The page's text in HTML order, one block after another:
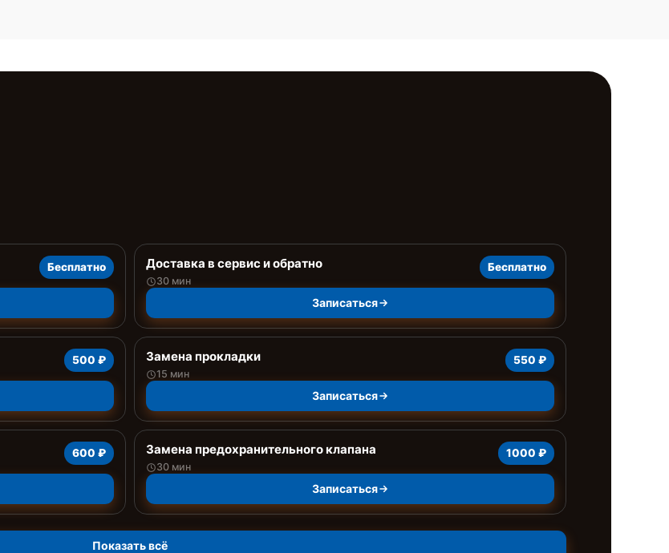
Бесплатно Доставка в сервис и обратно
30 мин
Бесплатно
Записаться
500 ₽ Замена прокладки
15 мин
550 ₽
Записаться
600 ₽ Замена предохранительного клапана
30 мин
1000 ₽
Записаться
Показать всё